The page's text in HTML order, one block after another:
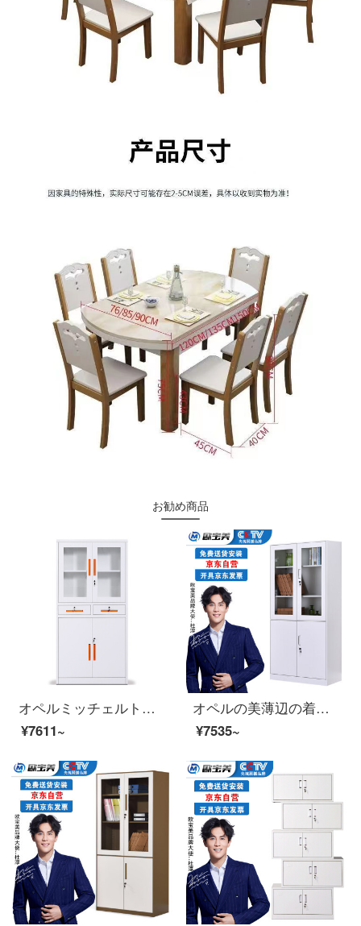
お勧め商品
オペルミッチェルトオフィスキャビネット、スチールキャビネットのアーカイブキャビネットのデータキャビネット、オレンジ色の手を引く2つの戦い。
¥7611~
オペルの美薄辺の着脱チェイスト資料棚の書類棚の鋼製の鉄の皮の戸棚の大きい器のチェイスト
¥7535~